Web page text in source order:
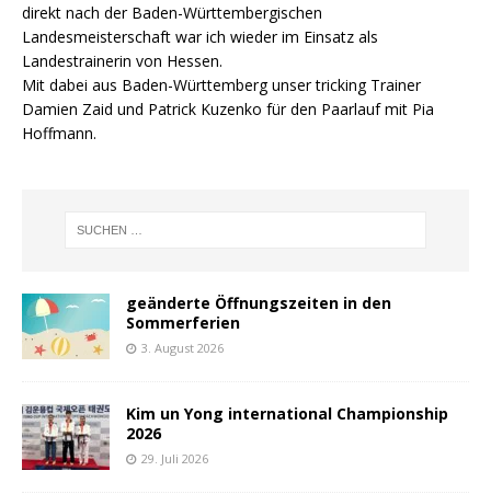
direkt nach der Baden-Württembergischen
Landesmeisterschaft war ich wieder im Einsatz als
Landestrainerin von Hessen.
Mit dabei aus Baden-Württemberg unser tricking Trainer
Damien Zaid und Patrick Kuzenko für den Paarlauf mit Pia
Hoffmann.
geänderte Öffnungszeiten in den
Sommerferien
3. August 2026
Kim un Yong international Championship
2026
29. Juli 2026